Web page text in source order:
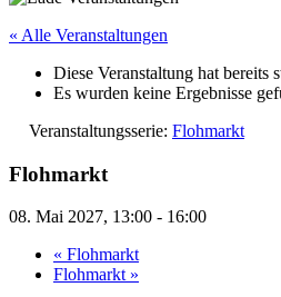
« Alle Veranstaltungen
Diese Veranstaltung hat bereits
Es wurden keine Ergebnisse
Veranstaltungsserie: Flohmarkt
Flohmarkt
08. Mai 2027, 13:00 - 16:00
« Flohmarkt
Flohmarkt »